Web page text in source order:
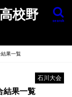
校野
search
果一覧
石川大会
結果一覧